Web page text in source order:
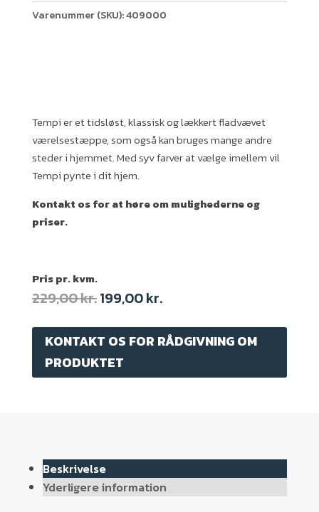
Varenummer (SKU):409000
Tempi er et tidsløst, klassisk og lækkert fladvævet
værelsestæppe, som også kan bruges mange andre
steder i hjemmet. Med syv farver at vælge imellem vil
Tempi pynte i dit hjem.
Kontakt os for at høre om mulighederne og
priser.
Pris pr. kvm.
229,00kr.Original
was:
229,00 kr..
199,00kr.Current
is:
199,00 kr..
KONTAKT OS FOR RÅDGIVNING OM
PRODUKTET
Beskrivelse
Yderligere information